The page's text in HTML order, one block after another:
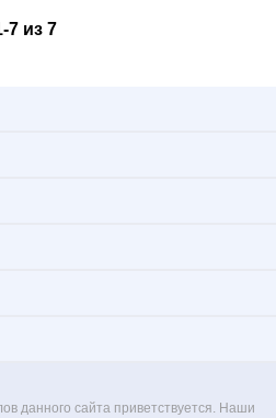
-7 из 7
данного сайта приветствуется. Наши